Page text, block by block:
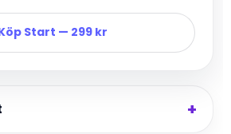
Start — 299 kr